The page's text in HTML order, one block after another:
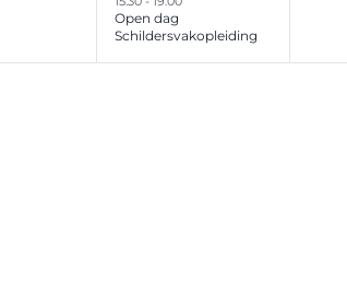
Open dag
Schildersvakopleiding